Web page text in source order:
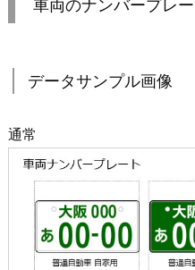
車両のナンバープレ
データサンプル画像
通常